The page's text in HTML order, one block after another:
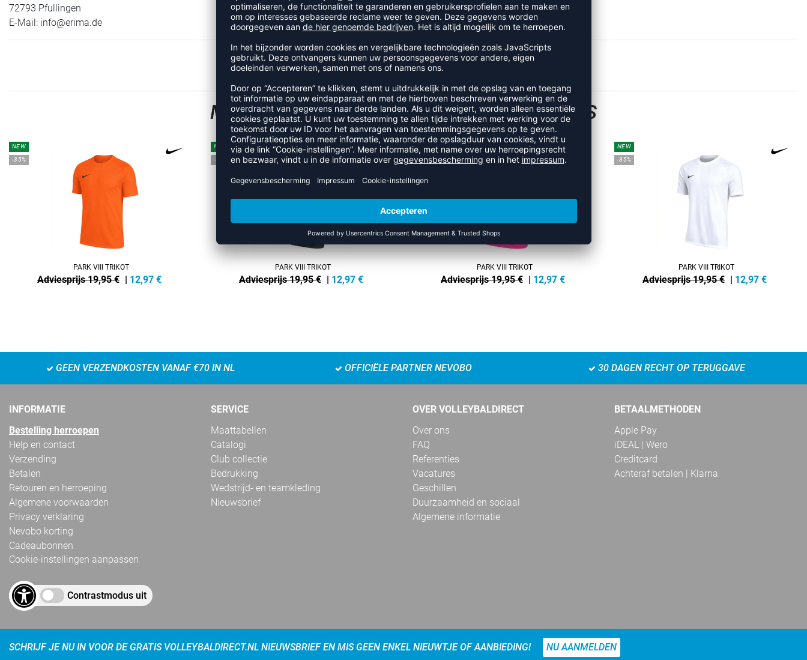
72793 Pfullingen
E-Mail: info@erima.de
RECENT BEKEKEN
MEER UIT DE CATEGORIE VOLLEYBALSHIRTS
NEW
-35%
PARK VIII TRIKOT
Adviesprijs 19,95 € | 12,97 €
NEW
-35%
PARK VIII TRIKOT
Adviesprijs 19,95 € | 12,97 €
NEW
-35%
PARK VIII TRIKOT
Adviesprijs 19,95 € | 12,97 €
NEW
-35%
PARK VIII TRIKOT
Adviesprijs 19,95 € | 12,97 €
GEEN VERZENDKOSTEN VANAF €70 IN NL OFFICIËLE PARTNER NEVOBO 30 DAGEN RECHT OP TERUGGAVE
INFORMATIE
Bestelling herroepen
Help en contact
Verzending
Betalen
Retouren en herroeping
Algemene voorwaarden
Privacy verklaring
Nevobo korting
Cadeaubonnen
Cookie-instellingen aanpassen
Contrastmodus uit
SERVICE
Maattabellen
Catalogi
Club collectie
Bedrukking
Wedstrijd- en teamkleding
Nieuwsbrief
OVER VOLLEYBALDIRECT
Over ons
FAQ
Referenties
Vacatures
Geschillen
Duurzaamheid en sociaal
Algemene informatie
BETAALMETHODEN
Apple Pay
iDEAL | Wero
Creditcard
Achteraf betalen | Klarna
SCHRIJF JE NU IN VOOR DE GRATIS VOLLEYBALDIRECT.NL NIEUWSBRIEF EN MIS GEEN ENKEL NIEUWTJE OF AANBIEDING! NU AANMELDEN